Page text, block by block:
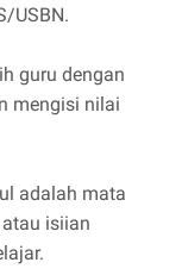
USBN.
guru dengan
mengisi nilai
adalah mata
isiian